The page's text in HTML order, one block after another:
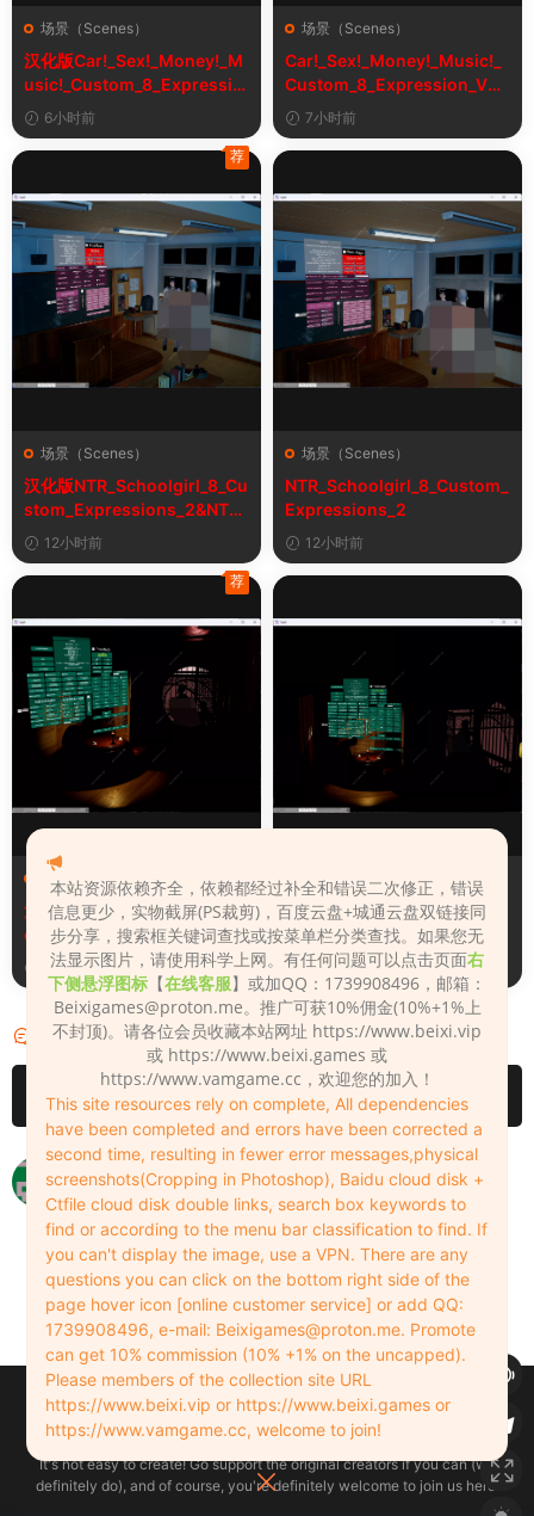
场景（Scenes）
汉化版Car!_Sex!_Money!_M
usic!_Custom_8_Expressio
n_V2_1&车！性！钱！音乐！
自定义表情
6小时前
场景（Scenes）
Car!_Sex!_Money!_Music!_
Custom_8_Expression_V2_
1
7小时前
场景（Scenes）
汉化版NTR_Schoolgirl_8_Cu
stom_Expressions_2&NTR
女学生8自定义表情
12小时前
荐
场景（Scenes）
NTR_Schoolgirl_8_Custom_
Expressions_2
12小时前
场景（Scenes）
汉化版Fall_Of_Dynasty_Silh
ouette_Play_Bug_Fixed_2&
《王朝陨落》剪影玩法修复版
3天前
荐
场景（Scenes）
Fall_Of_Dynasty_Silhouette
_Play_Bug_Fixed_2
3天前
评论 2
请先 登录
网盘失效了
t25082 2024-12-17
网盘链接已修复
Admin 2024-12-18 0
Copyleft © 2022-2026 beixi.vip - All Rights Freedom！
创作不易！有能力的同学可以去支持一下原创作者（我们绝对支持），当然
了，您加入这里我们也绝对欢迎！
It's not easy to create! Go support the original creators if you can (we
definitely do), and of course, you're definitely welcome to join us here!
本站资源依赖齐全，依赖都经过补全和错误二次修正，错误
信息更少，实物截屏(PS裁剪)，百度云盘+城通云盘双链接同
步分享，搜索框关键词查找或按菜单栏分类查找。如果您无
法显示图片，请使用科学上网。有任何问题可以点击页面右
下侧悬浮图标 【在线客服】或加QQ：1739908496，邮箱：
Beixigames@proton.me。推广可获10%佣金(10%+1%上
不封顶)。请各位会员收藏本站网址 https://www.beixi.vip
或 https://www.beixi.games 或
https://www.vamgame.cc，欢迎您的加入！
This site resources rely on complete, All dependencies
have been completed and errors have been corrected a
second time, resulting in fewer error messages,physical
screenshots(Cropping in Photoshop), Baidu cloud disk +
Ctfile cloud disk double links, search box keywords to
find or according to the menu bar classification to find. If
you can't display the image, use a VPN. There are any
questions you can click on the bottom right side of the
page hover icon [online customer service] or add QQ:
1739908496, e-mail: Beixigames@proton.me. Promote
can get 10% commission (10% +1% on the uncapped).
Please members of the collection site URL
https://www.beixi.vip or https://www.beixi.games or
https://www.vamgame.cc, welcome to join!